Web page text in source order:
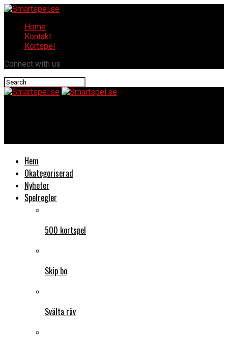
Home
Kontakt
Kortspel
Connect with us
Hem
Okategoriserad
Nyheter
Spelregler
500 kortspel
Skip bo
Svälta räv